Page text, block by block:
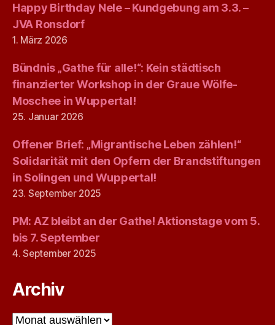
Happy Birthday Nele – Kundgebung am 3.3. –
JVA Ronsdorf
1. März 2026
Bündnis „Gathe für alle!“: Kein städtisch
finanzierter Workshop in der Graue Wölfe-
Moschee in Wuppertal!
25. Januar 2026
Offener Brief: „Migrantische Leben zählen!“
Solidarität mit den Opfern der Brandstiftungen
in Solingen und Wuppertal!
23. September 2025
PM: AZ bleibt an der Gathe! Aktionstage vom 5.
bis 7. September
4. September 2025
Archiv
Archiv